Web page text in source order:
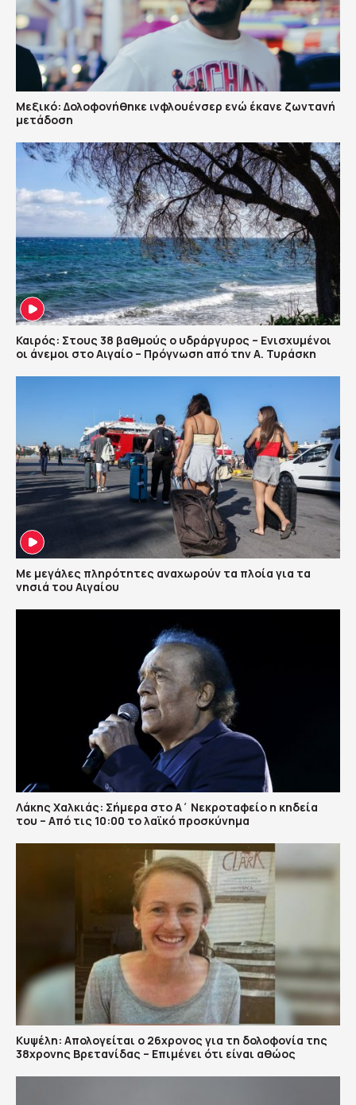
Μεξικό: Δολοφονήθηκε ινφλουένσερ ενώ έκανε ζωντανή
μετάδοση
Καιρός: Στους 38 βαθμούς ο υδράργυρος – Ενισχυμένοι
οι άνεμοι στο Αιγαίο – Πρόγνωση από την Α. Τυράσκη
Με μεγάλες πληρότητες αναχωρούν τα πλοία για τα
νησιά του Αιγαίου
Λάκης Χαλκιάς: Σήμερα στο Α΄ Νεκροταφείο η κηδεία
του – Από τις 10:00 το λαϊκό προσκύνημα
Κυψέλη: Απολογείται ο 26χρονος για τη δολοφονία της
38χρονης Βρετανίδας – Επιμένει ότι είναι αθώος